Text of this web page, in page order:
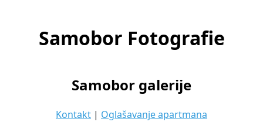
Samobor Fotografie
Samobor galerije
Kontakt | Oglašavanje apartmana